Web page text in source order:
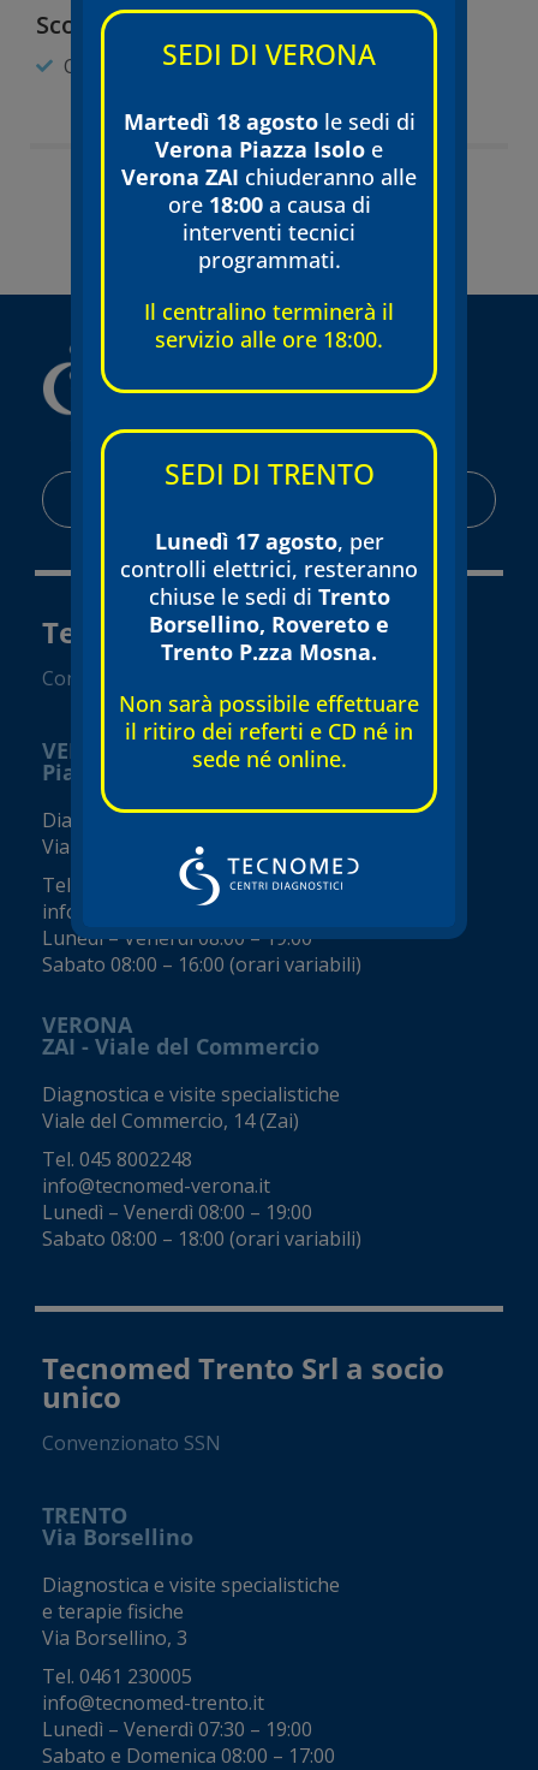
Scopri di più:
Otorinolaringoiatria
Torna all'equipe
Tecnomed Verona Srl
Convenzionato SSN
VERONA
Piazza Isolo
Diagnostica e visite specialistiche
Via Seghe San Tomaso, 17
Tel.
045 8002248
info@tecnomed-verona.it
Lunedì – Venerdì 08:00 – 19:00
Sabato 08:00 – 16:00 (orari variabili)
VERONA
ZAI - Viale del Commercio
Diagnostica e visite specialistiche
Viale del Commercio, 14 (Zai)
Tel. 045 8002248
info@tecnomed-verona.it
Lunedì – Venerdì 08:00 – 19:00
Sabato 08:00 – 18:00 (orari variabili)
Tecnomed Trento Srl a socio
unico
Convenzionato SSN
TRENTO
Via Borsellino
Diagnostica e visite specialistiche
e terapie fisiche
Via Borsellino, 3
Tel. 0461 230005
info@tecnomed-trento.it
Lunedì – Venerdì 07:30 – 19:00
Sabato e Domenica 08:00 – 17:00
SEDI DI VERONA
Martedì 18 agostole sedi di
Verona Piazza Isolo e
Verona ZAI chiuderanno alle
ore 18:00a causa di
interventi tecnici
programmati.
Il centralino terminerà il
servizio alle ore 18:00.
SEDI DI TRENTO
Lunedì 17 agosto, per
controlli elettrici, resteranno
chiuse le sedi di Trento
Borsellino, Rovereto e
Trento P.zza Mosna.
Non sarà possibile effettuare
il ritiro dei referti e CD né in
sede né online.